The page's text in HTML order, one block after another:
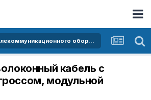
Покупка и продажа телекоммуникационного оборудования
кабель с
модульной